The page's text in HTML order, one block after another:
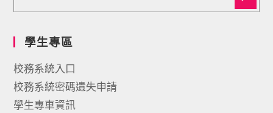
學生專區
校務系統入口
校務系統密碼遺失申請
學生專車資訊